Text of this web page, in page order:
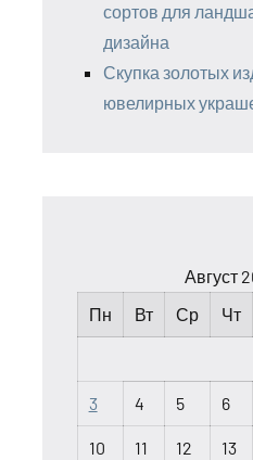
сортов для
дизайна
Скупка золотых
ювелирных
Август
Пн
Вт Ср Чт
3 4 5 6
10 11 12 13